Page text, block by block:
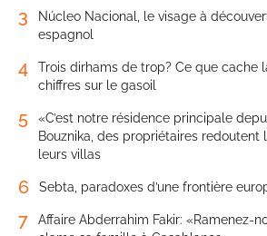
3
Núcleo Nacional, le visage à
espagnol
4
Trois dirhams de trop? Ce que cache
chiffres sur le gasoil
5
«C’est notre résidence principale
Bouznika, des propriétaires redoutent
leurs villas
6 Sebta, paradoxes d’une frontière
7
Affaire Abderrahim Fakir: «Ramenez-